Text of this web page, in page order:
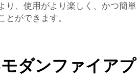
、使用がより楽しく、かつ簡
ができます。
ダンファイア